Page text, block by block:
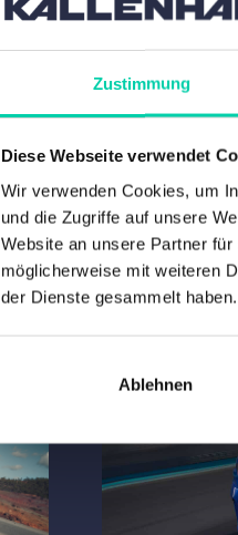
Zustimmung
Diese Webseite verwendet
Wir verwenden Cookies, um
und die Zugriffe auf unsere
Website an unsere Partner
möglicherweise mit weiteren
der Dienste gesammelt haben.
Ablehnen